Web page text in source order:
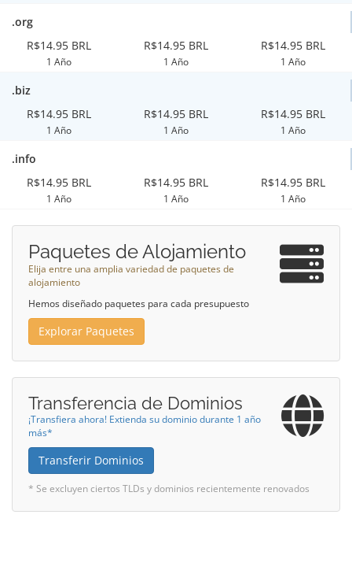
.org
R$14.95 BRL
1 Año
R$14.95 BRL
1 Año
R$14.95 BRL
1 Año
.biz
R$14.95 BRL
1 Año
R$14.95 BRL
1 Año
R$14.95 BRL
1 Año
.info
R$14.95 BRL
1 Año
R$14.95 BRL
1 Año
R$14.95 BRL
1 Año
Paquetes de Alojamiento
Elija entre una amplia variedad de paquetes de
alojamiento
Hemos diseñado paquetes para cada presupuesto
Explorar Paquetes
Transferencia de Dominios
¡Transfiera ahora! Extienda su dominio durante 1 año
más*
Transferir Dominios
* Se excluyen ciertos TLDs y dominios recientemente renovados